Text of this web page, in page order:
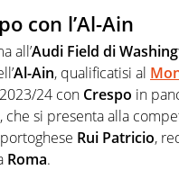
con l’Al-Ain
all’Audi Field di
Al-Ain, qualificatisi al
24 con Crespo in
, che si presenta alla
Rui Patricio,
Roma.